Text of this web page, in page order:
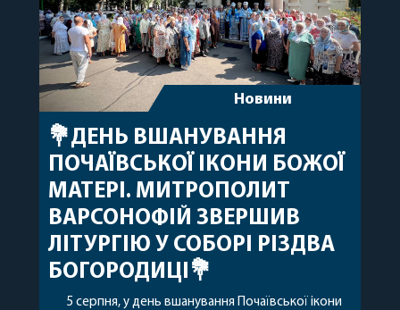
Новини
💐ДЕНЬ ВШАНУВАННЯ
ПОЧАЇВСЬКОЇ ІКОНИ БОЖОЇ
МАТЕРІ. МИТРОПОЛИТ
ВАРСОНОФІЙ ЗВЕРШИВ
ЛІТУРГІЮ У СОБОРІ РІЗДВА
БОГОРОДИЦІ💐
5 серпня, у день вшанування Почаївської ікони